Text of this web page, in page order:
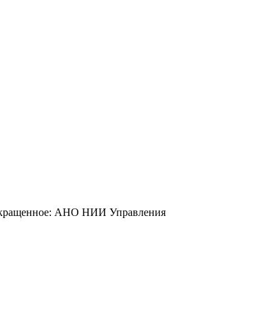
АНО НИИ Управления